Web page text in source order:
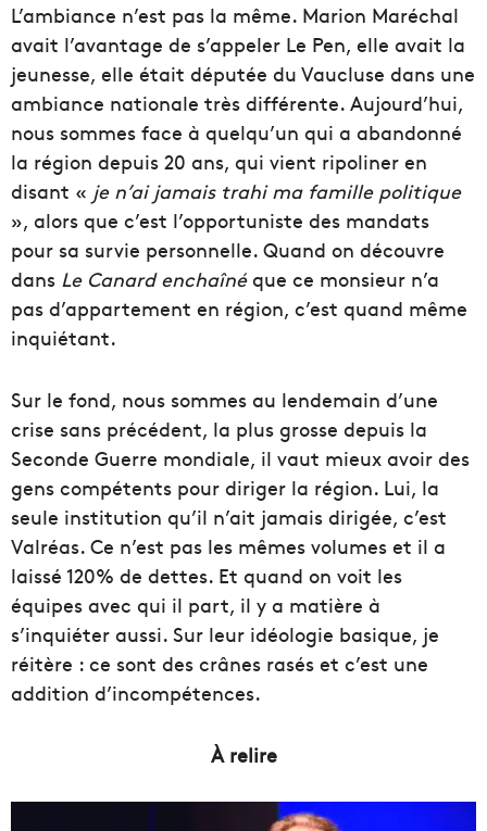
L’ambiance n’est pas la même. Marion Maréchal
avait l’avantage de s’appeler Le Pen, elle avait la
jeunesse, elle était députée du Vaucluse dans une
ambiance nationale très différente. Aujourd’hui,
nous sommes face à quelqu’un qui a abandonné
la région depuis 20 ans, qui vient ripoliner en
disant « je n’ai jamais trahi ma famille politique
», alors que c’est l’opportuniste des mandats
pour sa survie personnelle. Quand on découvre
dans Le Canard enchaînéque ce monsieur n’a
pas d’appartement en région, c’est quand même
inquiétant.
Sur le fond, nous sommes au lendemain d’une
crise sans précédent, la plus grosse depuis la
Seconde Guerre mondiale, il vaut mieux avoir des
gens compétents pour diriger la région. Lui, la
seule institution qu’il n’ait jamais dirigée, c’est
Valréas. Ce n’est pas les mêmes volumes et il a
laissé 120% de dettes. Et quand on voit les
équipes avec qui il part, il y a matière à
s’inquiéter aussi. Sur leur idéologie basique, je
réitère : ce sont des crânes rasés et c’est une
addition d’incompétences.
À relire